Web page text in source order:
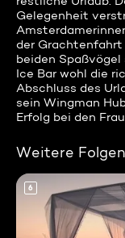
Gelegenheit
der Grachtenfahrt
beiden
Ice Bar wohl die
Abschluss des
sein Wingman
Erfolg bei den
Weitere
6